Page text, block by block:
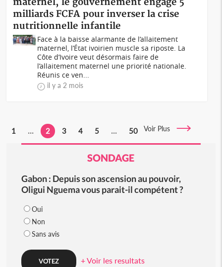
milliards FCFA pour inverser la crise
nutritionnelle infantile
Face à la baisse alarmante de l’allaitement
maternel, l’État ivoirien muscle sa riposte. La
Côte d’Ivoire veut désormais faire de
l’allaitement maternel une priorité nationale.
Réunis ce ven...
il y a 2 mois
1 ... 2 3 4 5 ... 50 Voir Plus
SONDAGE
Gabon : Depuis son ascension au pouvoir,
Oligui Nguema vous parait-il compétent ?
Oui
Non
Sans avis
+ Voir les resultats